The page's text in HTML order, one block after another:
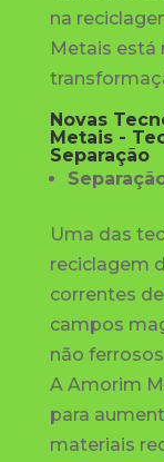
na
Metais está
Novas
Metais -
Separação
Uma das
reciclagem
correntes
campos
não
A Amorim
para
materiais